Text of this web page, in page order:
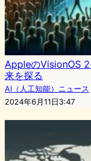
AppleのVisionOS
来を探る
AI（人工知能）ニュース
2024年6月11日3:47